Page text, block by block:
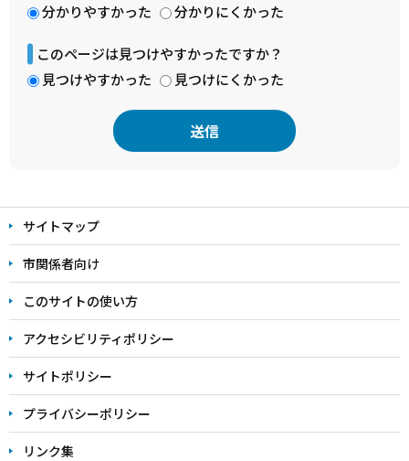
分かりやすかった
分かりにくかった
このページは見つけやすかったですか？
見つけやすかった
見つけにくかった
文
こ
こ
ま
で
サイトマップ
市関係者向け
このサイトの使い方
アクセシビリティポリシー
サイトポリシー
プライバシーポリシー
リンク集